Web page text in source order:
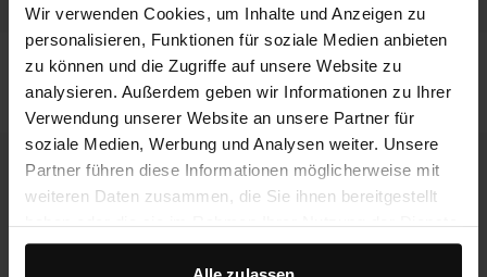
Wir verwenden Cookies, um Inhalte und Anzeigen zu
personalisieren, Funktionen für soziale Medien anbieten
zu können und die Zugriffe auf unsere Website zu
analysieren. Außerdem geben wir Informationen zu Ihrer
Verwendung unserer Website an unsere Partner für
soziale Medien, Werbung und Analysen weiter. Unsere
Partner führen diese Informationen möglicherweise mit
weiteren Daten zusammen, die Sie ihnen bereitgestellt
haben oder die sie im Rahmen Ihrer Nutzung der Dienste
gesammelt haben.
Braune Leder-Loafer mit Knautsch-
113.99
Schwarze Penny Loafer aus Leder
123.99